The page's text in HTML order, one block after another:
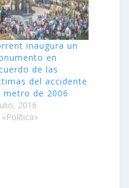
inaugura un
en
de las
del accidente
metro de 2006
2016
«Política»